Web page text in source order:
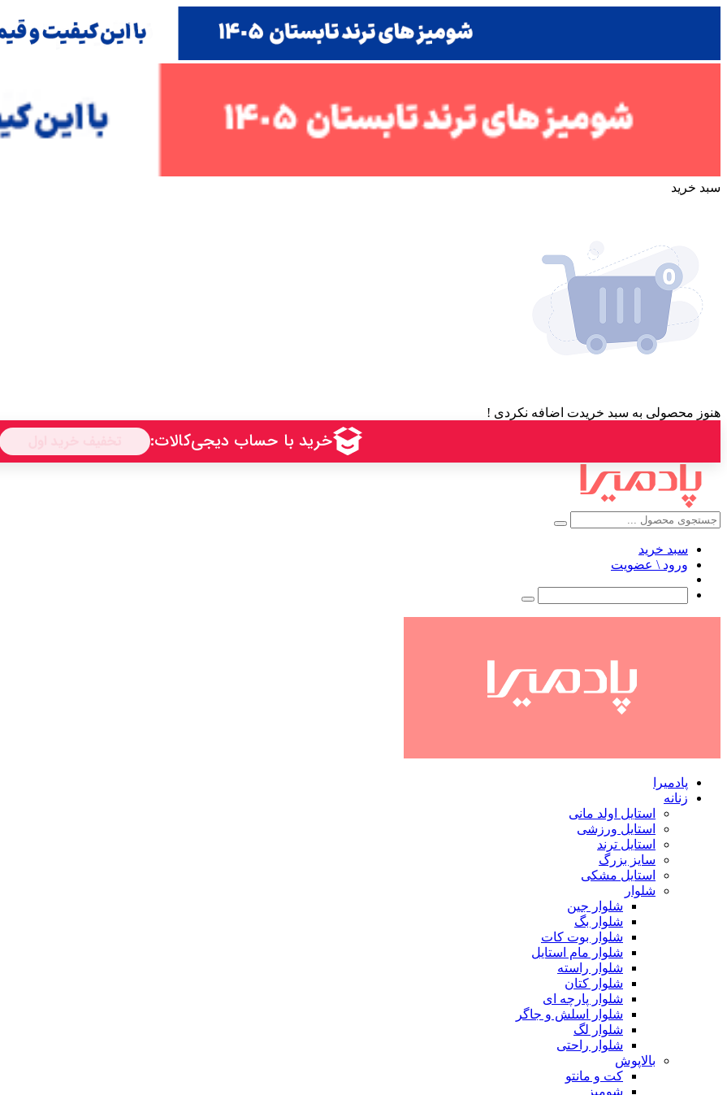
سبد خرید
هنوز محصولی به سبد خریدت اضافه نکردی !
سبد خرید
ورود \ عضویت
پادمیرا
زنانه
استایل اولد مانی
استایل ورزشی
استایل ترند
سایز بزرگ
استایل مشکی
شلوار
شلوار جین
شلوار بگ
شلوار بوت کات
شلوار مام استایل
شلوار راسته
شلوار کتان
شلوار پارچه ای
شلوار اسلش و جاگر
شلوار لگ
شلوار راحتی
بالاپوش
کت و مانتو
شومیز